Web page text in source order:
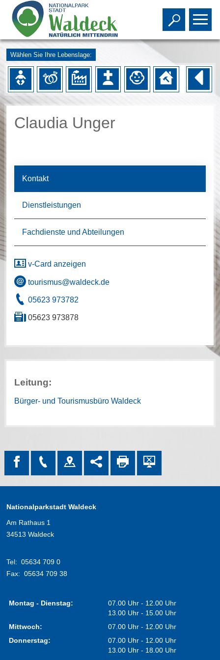
Toggle
Wählen Sie Ihre Lebenslage:
Claudia Unger
Kontakt
Dienstleistungen
Fachdienste und Abteilungen
v-Card anzeigen
tourismus@waldeck.de
05623 973782
05623 973878
Leitung:
Bürger- und Tourismusbüro Waldeck
Nationalparkstadt Waldeck
Am Rathaus 1
34513 Waldeck
Tel: 05634 709 0
Fax: 05634 709 38
Montag - Dienstag:
07.00 Uhr - 12.00 Uhr
13.00 Uhr - 15.00 Uhr
Mittwoch:
07.00 Uhr - 12.00 Uhr
Donnerstag:
07.00 Uhr - 12.00 Uhr
13.00 Uhr - 18.00 Uhr